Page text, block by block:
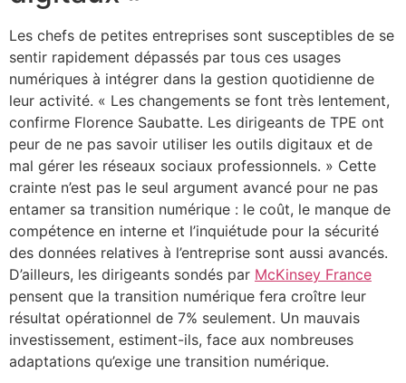
Les chefs de petites entreprises sont susceptibles de se
sentir rapidement dépassés par tous ces usages
numériques à intégrer dans la gestion quotidienne de
leur activité. « Les changements se font très lentement,
confirme Florence Saubatte. Les dirigeants de TPE ont
peur de ne pas savoir utiliser les outils digitaux et de
mal gérer les réseaux sociaux professionnels. » Cette
crainte n’est pas le seul argument avancé pour ne pas
entamer sa transition numérique : le coût, le manque de
compétence en interne et l’inquiétude pour la sécurité
des données relatives à l’entreprise sont aussi avancés.
D’ailleurs, les dirigeants sondés par McKinsey France
pensent que la transition numérique fera croître leur
résultat opérationnel de 7% seulement. Un mauvais
investissement, estiment-ils, face aux nombreuses
adaptations qu’exige une transition numérique.